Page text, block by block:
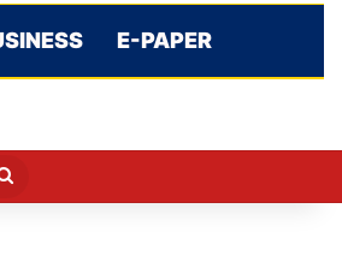
E-PAPER
Search